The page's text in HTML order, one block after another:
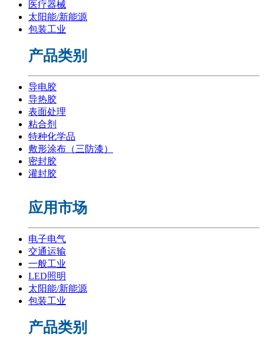
医疗器械
太阳能/新能源
包装工业
产品类别
导电胶
导热胶
表面处理
粘合剂
特种化学品
敷形涂布（三防漆）
密封胶
灌封胶
应用市场
电子电气
交通运输
一般工业
LED照明
太阳能/新能源
包装工业
产品类别